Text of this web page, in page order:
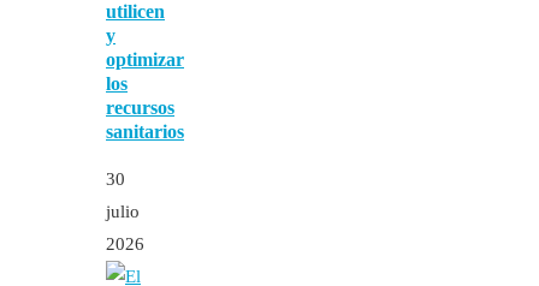
utilicen
y
optimizar
los
recursos
sanitarios
30
julio
2026